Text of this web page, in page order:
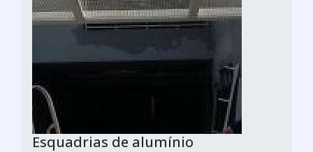
Esquadrias de alumínio